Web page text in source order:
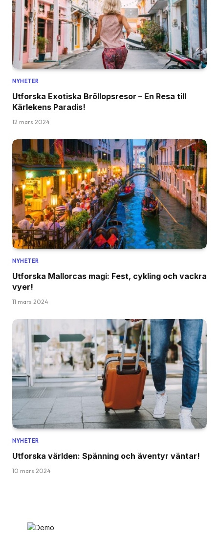
NYHETER
Utforska Exotiska Bröllopsresor – En Resa till
Kärlekens Paradis!
12 mars 2024
NYHETER
Utforska Mallorcas magi: Fest, cykling och vackra
vyer!
11 mars 2024
NYHETER
Utforska världen: Spänning och äventyr väntar!
10 mars 2024